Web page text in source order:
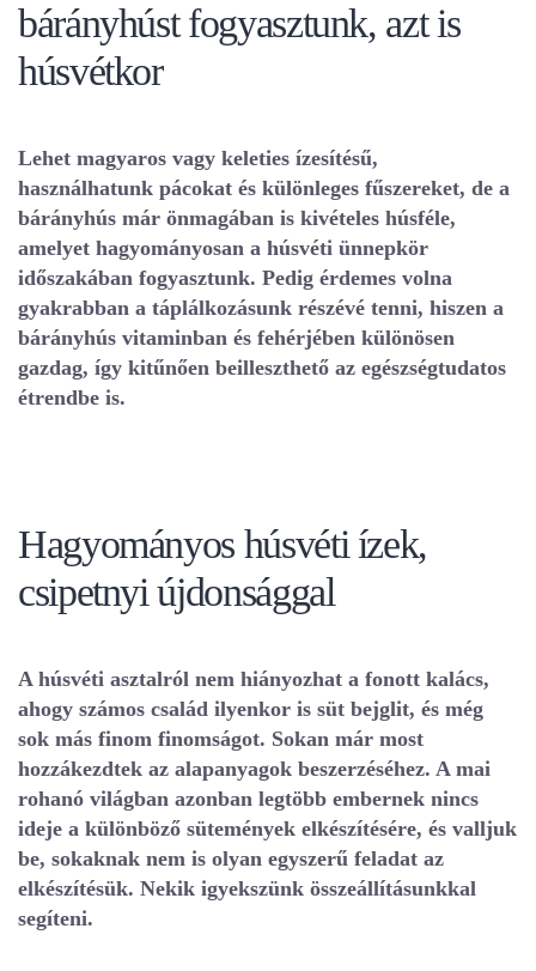
bárányhúst fogyasztunk, azt is
húsvétkor
Lehet magyaros vagy keleties ízesítésű,
használhatunk pácokat és különleges fűszereket, de a
bárányhús már önmagában is kivételes húsféle,
amelyet hagyományosan a húsvéti ünnepkör
időszakában fogyasztunk. Pedig érdemes volna
gyakrabban a táplálkozásunk részévé tenni, hiszen a
bárányhús vitaminban és fehérjében különösen
gazdag, így kitűnően beilleszthető az egészségtudatos
étrendbe is.
Hagyományos húsvéti ízek,
csipetnyi újdonsággal
A húsvéti asztalról nem hiányozhat a fonott kalács,
ahogy számos család ilyenkor is süt bejglit, és még
sok más finom finomságot. Sokan már most
hozzákezdtek az alapanyagok beszerzéséhez. A mai
rohanó világban azonban legtöbb embernek nincs
ideje a különböző sütemények elkészítésére, és valljuk
be, sokaknak nem is olyan egyszerű feladat az
elkészítésük. Nekik igyekszünk összeállításunkkal
segíteni.